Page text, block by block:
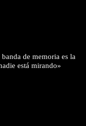
de memoria es la
está mirando»